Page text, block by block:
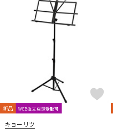
新品 WEB注文店頭受取可
キョーリツ